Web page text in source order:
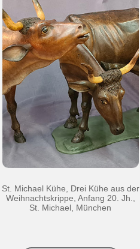
St. Michael Kühe, Drei Kühe aus der
Weihnachtskrippe, Anfang 20. Jh.,
St. Michael, München